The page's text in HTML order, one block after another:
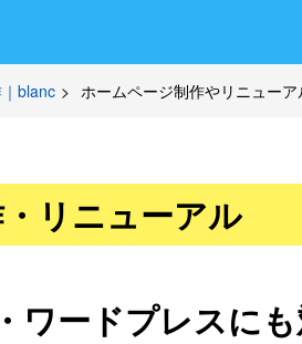
blanc ホームページ制作やリニューア
・ リニューアル
ワードプレスに